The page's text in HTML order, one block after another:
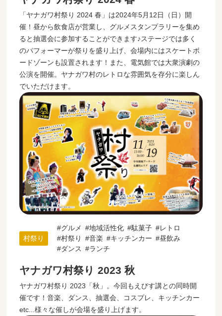
「ヤナガワ村祭り 2024 春」は2024年5月12日（日）開
催！昼から飲食店が営業し、グルメスタンプラリーを集め
ると抽選会に参加することができます♪ステージでは多く
のパフォーマーが祭りを盛り上げ、会場内にはスケートボ
ードゾーンも設置されます！また、電気館では大衆演劇の
公演を開催。ヤナガワ村のレトロな雰囲気を存分に楽しん
でいただけます。
村祭り
グルメ 地域活性化 駄菓子
レトロ
村祭り
音楽 キッチンカー
昼飲み
ダンス
ランチ
ヤナガワ村祭り 2023 秋
ヤナガワ村祭り 2023「秋」。今回もえびす講との同時開
催です！音楽、ダンス、抽選会、コスプレ、キッチンカー
etc...様々な催しが会場を盛り上げます。